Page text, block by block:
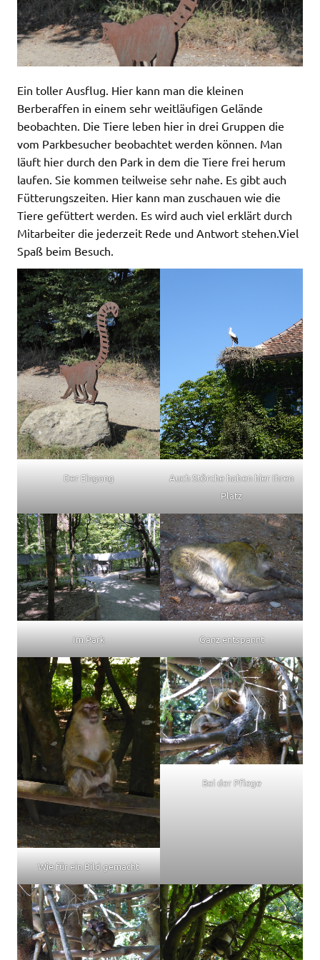
Ein toller Ausflug. Hier kann man die kleinen
Berberaffen in einem sehr weitläufigen Gelände
beobachten. Die Tiere leben hier in drei Gruppen die
vom Parkbesucher beobachtet werden können. Man
läuft hier durch den Park in dem die Tiere frei herum
laufen. Sie kommen teilweise sehr nahe. Es gibt auch
Fütterungszeiten. Hier kann man zuschauen wie die
Tiere gefüttert werden. Es wird auch viel erklärt durch
Mitarbeiter die jederzeit Rede und Antwort stehen.Viel
Spaß beim Besuch.
Der Eingang
Auch Störche haben hier Ihren
Platz
Im Park Ganz entspannt
Wie für ein Bild gemacht
Bei der Pflege